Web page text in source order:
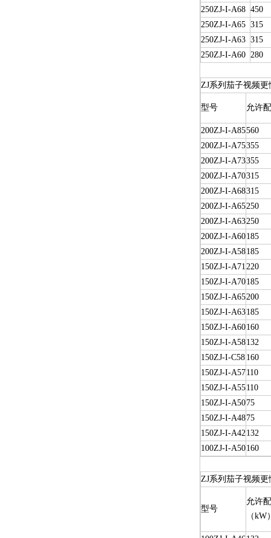
250ZJ-I-A68 450
250ZJ-I-A65 315
250ZJ-I-A63 315
250ZJ-I-A60 280
ZJ系列茄子视频
型号 允许
200ZJ-I-A85560
200ZJ-I-A75355
200ZJ-I-A73355
200ZJ-I-A70315
200ZJ-I-A68315
200ZJ-I-A65250
200ZJ-I-A63250
200ZJ-I-A60185
200ZJ-I-A58185
150ZJ-I-A71220
150ZJ-I-A70185
150ZJ-I-A65200
150ZJ-I-A63185
150ZJ-I-A60160
150ZJ-I-A58132
150ZJ-I-C58 160
150ZJ-I-A57110
150ZJ-I-A55110
150ZJ-I-A5075
150ZJ-I-A4875
150ZJ-I-A42132
100ZJ-I-A50160
ZJ系列茄子视频
型号
允许
（kW